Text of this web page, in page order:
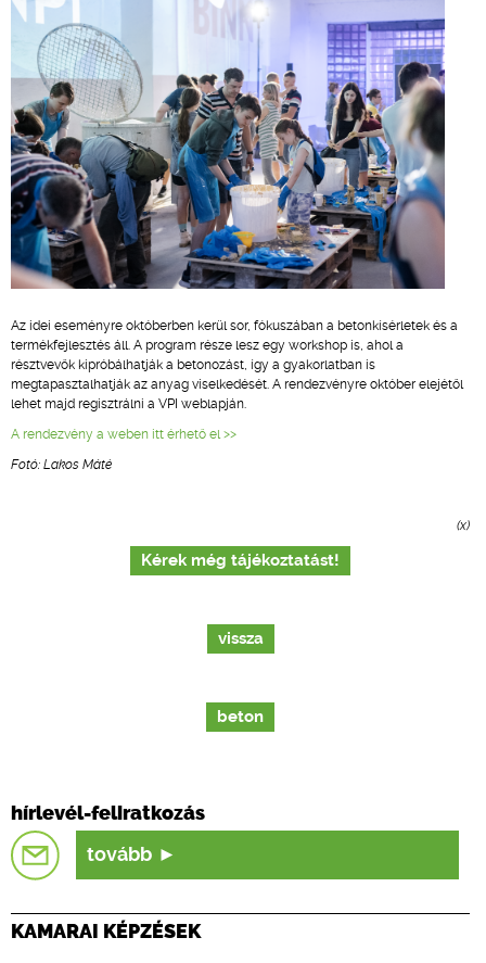
Az idei eseményre októberben kerül sor, fókuszában a betonkísérletek és a
termékfejlesztés áll. A program része lesz egy workshop is, ahol a
résztvevők kipróbálhatják a betonozást, így a gyakorlatban is
megtapasztalhatják az anyag viselkedését. A rendezvényre október elejétől
lehet majd regisztrálni a VPI weblapján.
A rendezvény a weben itt érhető el >>
Fotó: Lakos Máté
(x)
Kérek még tájékoztatást!
vissza
beton
hírlevél-feliratkozás
tovább
KAMARAI KÉPZÉSEK